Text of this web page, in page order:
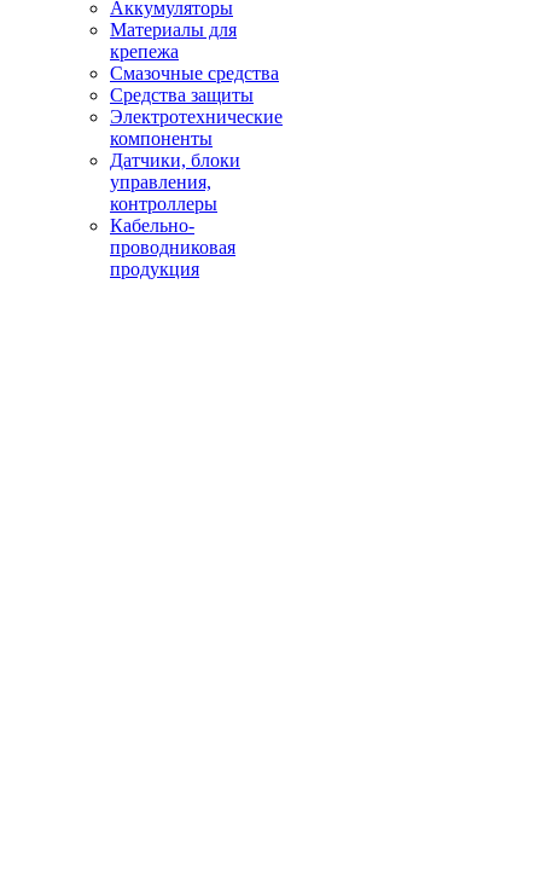
Аккумуляторы
Материалы для
крепежа
Смазочные средства
Средства защиты
Электротехнические
компоненты
Датчики, блоки
управления,
контроллеры
Кабельно-
проводниковая
продукция